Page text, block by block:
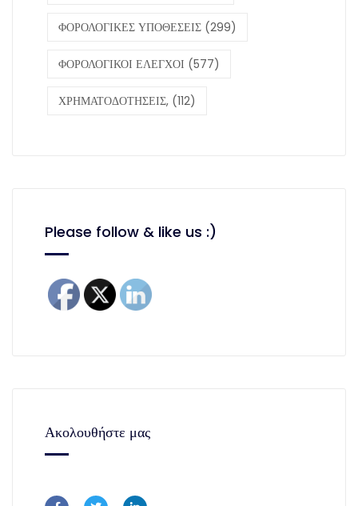
ΦΟΡΟΛΟΓΙΚΕΣ ΥΠΟΘΕΣΕΙΣ (299)
ΦΟΡΟΛΟΓΙΚΟΙ ΕΛΕΓΧΟΙ (577)
ΧΡΗΜΑΤΟΔΟΤΗΣΕΙΣ, (112)
Please follow & like us :)
Ακολουθήστε μας